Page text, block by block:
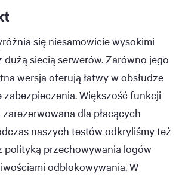
się niesamowicie wysokimi
dużą siecią serwerów. Zarówno jego
wersja oferują łatwy w obsłudze
Większość funkcji
dla płacących
naszych testów odkryliśmy też
polityką przechowywania logów
odblokowywania. W